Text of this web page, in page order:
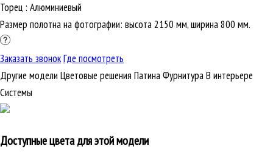
Торец : Алюминиевый
Размер полотна на фотографии: высота 2150 мм, ширина 800 мм.
Заказать звонокГде посмотреть
Другие модели Цветовые решения ПатинаФурнитураВ интерьере
Cистемы
Доступные цвета для этой модели